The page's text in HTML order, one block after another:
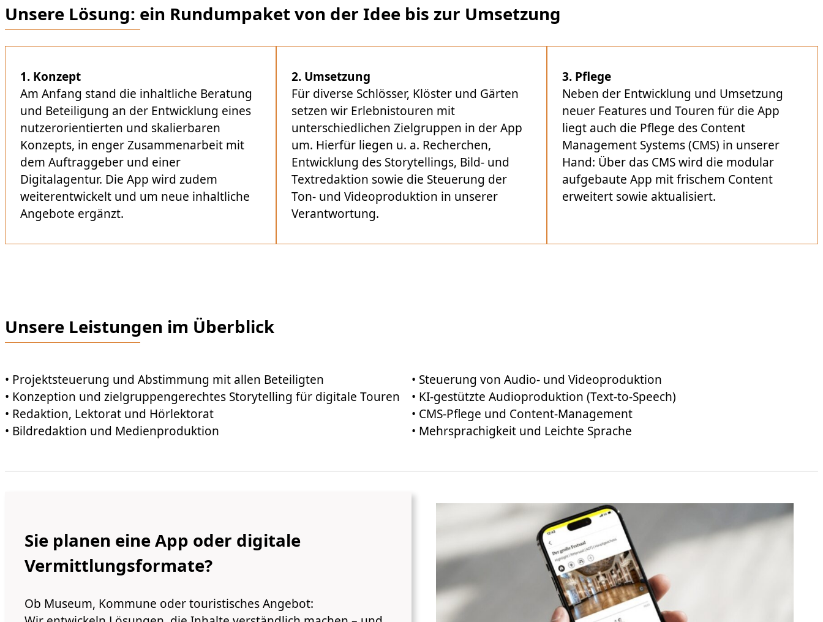
Unsere Lösung: ein Rundumpaket von der Idee bis zur Umsetzung
1. Konzept
Am Anfang stand die inhaltliche Beratung
und Beteiligung an der Entwicklung eines
nutzerorientierten und skalierbaren
Konzepts, in enger Zusammenarbeit mit
dem Auftraggeber und einer
Digitalagentur. Die App wird zudem
weiterentwickelt und um neue inhaltliche
Angebote ergänzt.
2. Umsetzung
Für diverse Schlösser, Klöster und Gärten
setzen wir Erlebnistouren mit
unterschiedlichen Zielgruppen in der App
um. Hierfür liegen u. a. Recherchen,
Entwicklung des Storytellings, Bild- und
Textredaktion sowie die Steuerung der
Ton- und Videoproduktion in unserer
Verantwortung.
3. Pflege
Neben der Entwicklung und Umsetzung
neuer Features und Touren für die App
liegt auch die Pflege des Content
Management Systems (CMS) in unserer
Hand: Über das CMS wird die modular
aufgebaute App mit frischem Content
erweitert sowie aktualisiert.
Unsere Leistungen im Überblick
• Projektsteuerung und Abstimmung mit allen Beteiligten
• Konzeption und zielgruppengerechtes Storytelling für digitale Touren
• Redaktion, Lektorat und Hörlektorat
• Bildredaktion und Medienproduktion
• Steuerung von Audio- und Videoproduktion
• KI-gestützte Audioproduktion (Text-to-Speech)
• CMS-Pflege und Content-Management
• Mehrsprachigkeit und Leichte Sprache
Sie planen eine App oder digitale
Vermittlungsformate?
Ob Museum, Kommune oder touristisches Angebot: